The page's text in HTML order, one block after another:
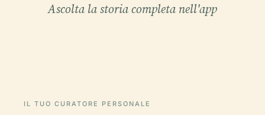
Ascolta la storia completa nell'app
IL TUO CURATORE PERSONALE